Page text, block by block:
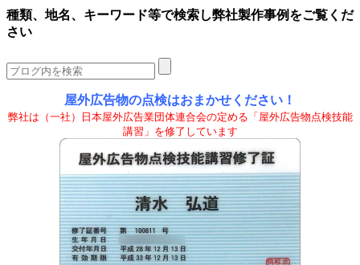
種類、地名、キーワード等で検索し弊社製作事例をご覧くだ
さい
屋外広告物の点検はおまかせください！
弊社は（一社）日本屋外広告業団体連合会の定める「屋外広告物点検技能
講習」を修了しています